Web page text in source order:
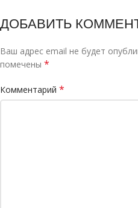
ДОБАВИТЬ
Ваш адрес email не будет
помечены *
Комментарий *